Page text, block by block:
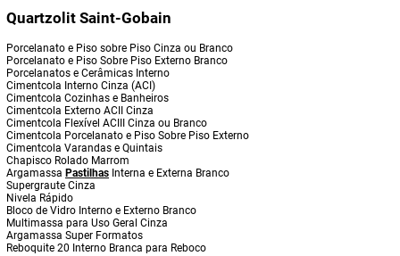
Quartzolit Saint-Gobain
Porcelanato e Piso sobre Piso Cinza ou Branco
Porcelanato e Piso Sobre Piso Externo Branco
Porcelanatos e Cerâmicas Interno
Cimentcola Interno Cinza (ACI)
Cimentcola Cozinhas e Banheiros
Cimentcola Externo ACII Cinza
Cimentcola Flexível ACIII Cinza ou Branco
Cimentcola Porcelanato e Piso Sobre Piso Externo
Cimentcola Varandas e Quintais
Chapisco Rolado Marrom
Argamassa Pastilhas Interna e Externa Branco
Supergraute Cinza
Nivela Rápido
Bloco de Vidro Interno e Externo Branco
Multimassa para Uso Geral Cinza
Argamassa Super Formatos
Reboquite 20 Interno Branca para Reboco